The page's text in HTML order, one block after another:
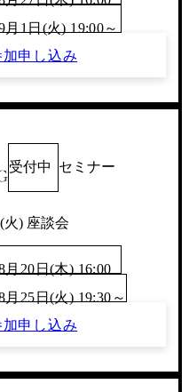
月1日(火) 19:00～
加申し込み
受付中 セミナー
火) 座談会
月20日(木) 16:00
月25日(火) 19:30～
加申し込み